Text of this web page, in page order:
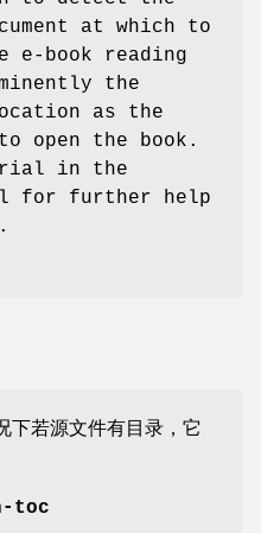
at which to
e-book reading
the
as the
open the book.
in the
for further help
下若源文件有目录，它
toc